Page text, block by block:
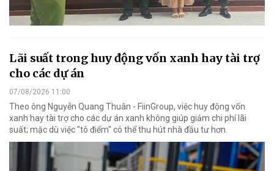
Lãi suất trong huy động vốn xanh hay tài trợ
cho các dự án
07/08/2026 11:00
Theo ông Nguyễn Quang Thuân - FiinGroup, việc huy động vốn
xanh hay tài trợ cho các dự án xanh không giúp giảm chi phí lãi
suất; mặc dù việc "tô điểm" có thể thu hút nhà đầu tư hơn.